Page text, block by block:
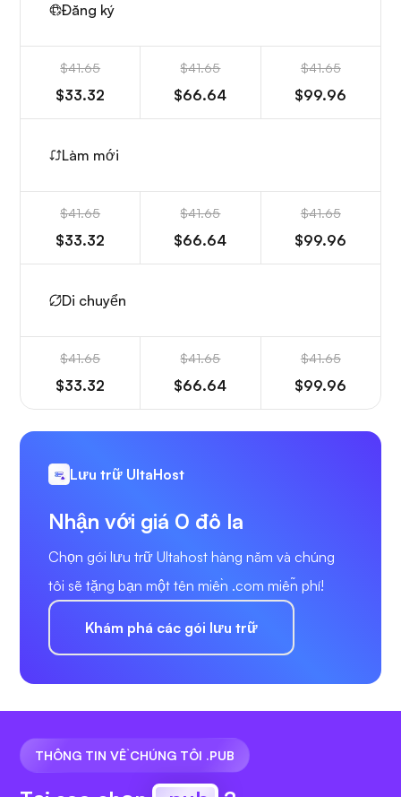
Đăng ký
$41.65
$33.32
$41.65
$66.64
$41.65
$99.96
Làm mới
$41.65
$33.32
$41.65
$66.64
$41.65
$99.96
Di chuyển
$41.65
$33.32
$41.65
$66.64
$41.65
$99.96
Lưu trữ UltaHost
Nhận với giá 0 đô la
Chọn gói lưu trữ Ultahost hàng năm và chúng
tôi sẽ tặng bạn một tên miền .com miễn phí!
Khám phá các gói lưu trữ
THÔNG TIN VỀ CHÚNG TÔI .PUB